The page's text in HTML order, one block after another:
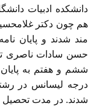
دانشکده ادبیات
هم چون دکتر
مند شدند و پایان
حسن سادات ناصری
درجه لیسانس در
شدند. در مدت تحصیل